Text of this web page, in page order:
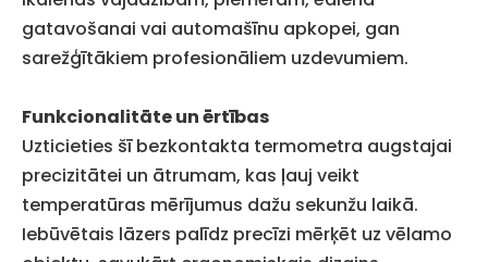
gatavošanai vai automašīnu apkopei, gan
sarežģītākiem profesionāliem uzdevumiem.
Funkcionalitāte un ērtības
Uzticieties šī bezkontakta termometra augstajai
precizitātei un ātrumam, kas ļauj veikt
temperatūras mērījumus dažu sekunžu laikā.
Iebūvētais lāzers palīdz precīzi mērķēt uz vēlamo